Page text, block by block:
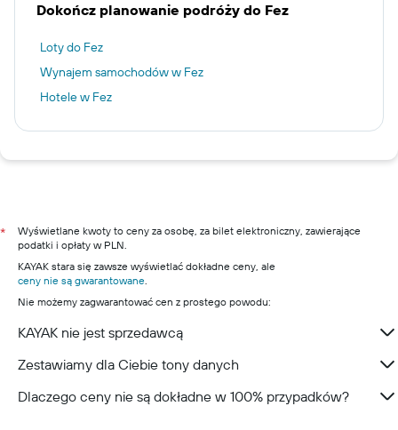
Dokończ planowanie podróży do Fez
Loty do Fez
Wynajem samochodów w Fez
Hotele w Fez
*
Wyświetlane kwoty to ceny za osobę, za bilet elektroniczny, zawierające
podatki i opłaty w PLN.
KAYAK stara się zawsze wyświetlać dokładne ceny, ale
ceny nie są gwarantowane.
Nie możemy zagwarantować cen z prostego powodu:
KAYAK nie jest sprzedawcą
Zestawiamy dla Ciebie tony danych
Dlaczego ceny nie są dokładne w 100% przypadków?